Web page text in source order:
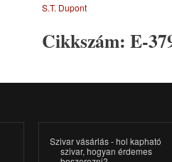
S.T. Dupont
Cikkszám: E-
Szivar vásárlás - hol kapható
szivar, hogyan érdemes